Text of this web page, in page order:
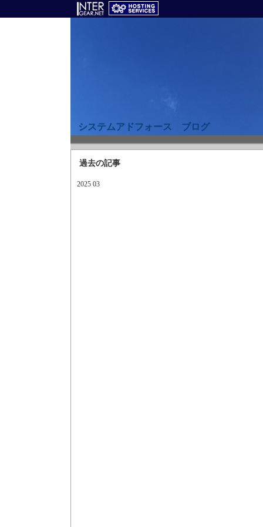
システムアドフォース ブログ
過去の記事
2025 03